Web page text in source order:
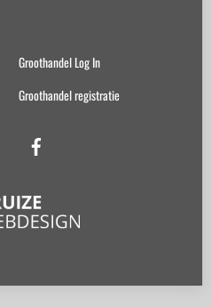
Groothandel Log In
Groothandel registratie